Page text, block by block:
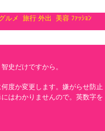
ルメ 旅行 外出 美容 ﾌｧｯｼｮﾝ
史だけですから。
度か変更します。嫌がらせ防止
はわかりませんので。英数字を